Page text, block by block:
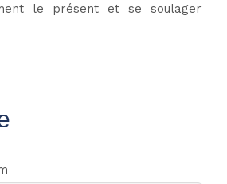
le présent et se soulager